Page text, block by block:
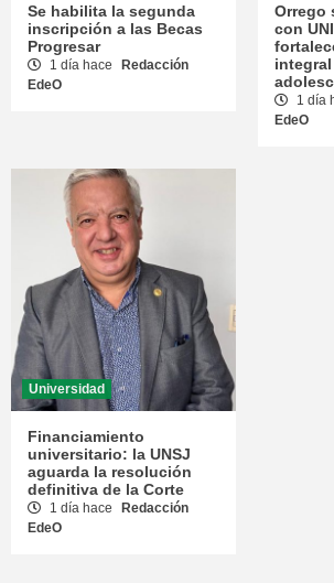
Se habilita la segunda
inscripción a las Becas
Progresar
1 día hace
Redacción
EdeO
Orrego
con
1 día
EdeO
Universidad
Financiamiento
universitario: la UNSJ
aguarda la resolución
definitiva de la Corte
1 día hace
Redacción
EdeO